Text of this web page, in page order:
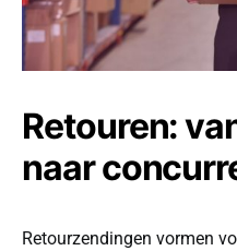
Retouren:
naar
Retourzendingen vormen